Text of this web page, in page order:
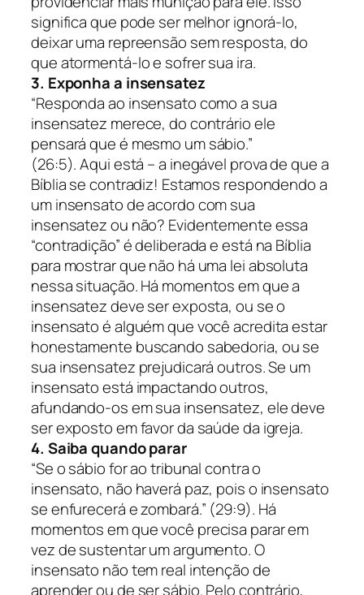
significa que pode ser melhor ignorá-lo,
deixar uma repreensão sem resposta, do
que atormentá-lo e sofrer sua ira.
3. Exponha a insensatez
“Responda ao insensato como a sua
insensatez merece, do contrário ele
pensará que é mesmo um sábio.”
(26:5).Aqui está – a inegável prova de que a
Bíblia se contradiz! Estamos respondendo a
um insensato de acordo com sua
insensatez ou não? Evidentemente essa
“contradição” é deliberada e está na Bíblia
para mostrar que não há uma lei absoluta
nessa situação. Há momentos em que a
insensatez deve ser exposta, ou se o
insensato é alguém que você acredita estar
honestamente buscando sabedoria, ou se
sua insensatez prejudicará outros. Se um
insensato está impactando outros,
afundando-os em sua insensatez, ele deve
ser exposto em favor da saúde da igreja.
4. Saiba quando parar
“Se o sábio for ao tribunal contra o
insensato, não haverá paz, pois o insensato
se enfurecerá e zombará.” (29:9). Há
momentos em que você precisa parar em
vez de sustentar um argumento. O
insensato não tem real intenção de
aprender ou de ser sábio. Pelo contrário,